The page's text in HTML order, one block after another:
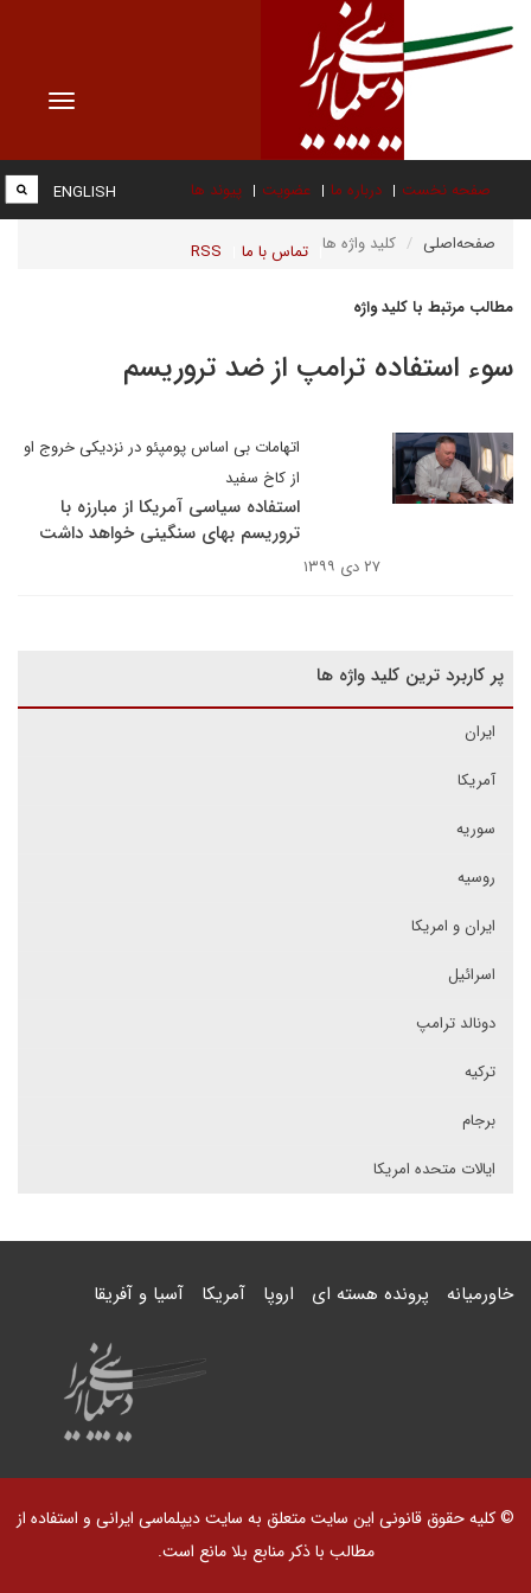
Toggle
صفحه نخست درباره ما عضویت پیوند ها
تماس با ما RSS
ENGLISH
صفحه‌اصلی کلید واژه ها
مطالب مرتبط با کلید واژه
سوء استفاده ترامپ از ضد تروریسم
اتهامات بی اساس پومپئو در نزدیکی خروج او
از کاخ سفید
استفاده سیاسی آمریکا از مبارزه با
تروریسم بهای سنگینی خواهد داشت
۲۷ دی ۱۳۹۹
پر کاربرد ترین کلید واژه ها
ایران
آمریکا
سوریه
روسیه
ایران و امریکا
اسرائیل
دونالد ترامپ
ترکیه
برجام
ایالات متحده امریکا
خاورمیانه پرونده هسته ای اروپا آمریکا آسیا و آفریقا
© کلیه حقوق قانونی این سایت متعلق به سایت دیپلماسی ایرانی و استفاده از
مطالب با ذکر منابع بلا مانع است.